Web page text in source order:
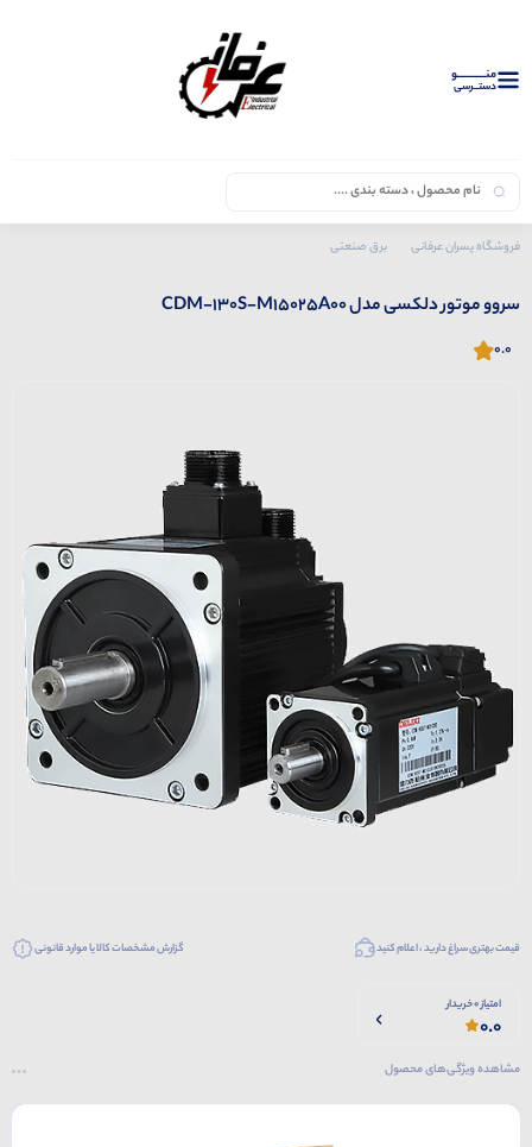
منــــــــــــو
دستــرسی
فروشگاه پسران عرفانی برق صنعتی
سروو موتور دلکسی مدل CDM-130S-M15025A00
0.0
قیمت بهتری سراغ دارید ، اعلام کنید گزارش مشخصات کالا یا موارد قانونی
امتیاز 0 خریدار
0.0
مشاهده ویژگی‌های محصول